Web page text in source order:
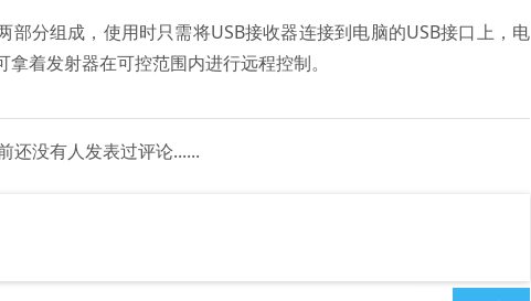
部分组成，使用时只需将USB接收器连接到电脑的USB接口上，电
着发射器在可控范围内进行远程控制。
还没有人发表过评论......